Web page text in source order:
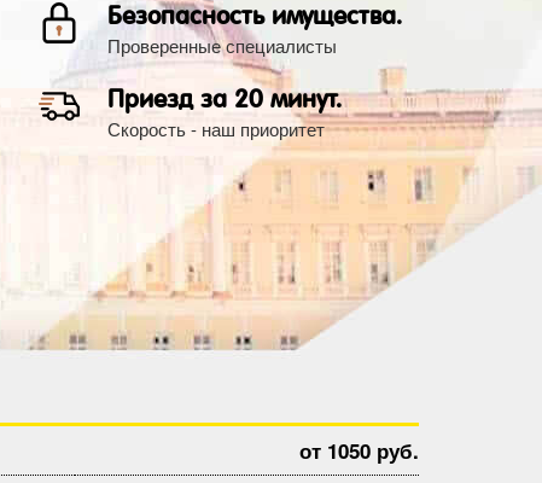
Безопасность имущества.
Проверенные специалисты
Приезд за 20 минут.
Скорость - наш приоритет
от 1050 руб.